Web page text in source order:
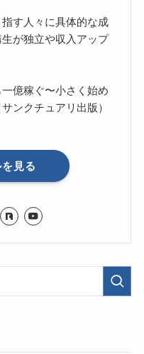
す人々に具体的な成
が独立や収入アップ
億稼ぐ〜小さく始め
ンクチュアリ出版）
見る